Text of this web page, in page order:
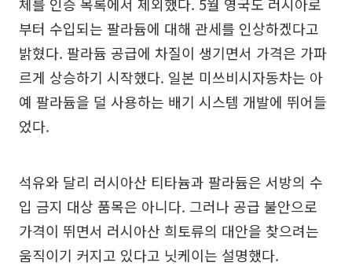
부터 수입되는 팔라듐에 대해 관세를 인상하겠다고
밝혔다. 팔라듐 공급에 차질이 생기면서 가격은 가파
르게 상승하기 시작했다. 일본 미쓰비시자동차는 아
예 팔라듐을 덜 사용하는 배기 시스템 개발에 뛰어들
었다.
석유와 달리 러시아산 티타늄과 팔라듐은 서방의 수
입 금지 대상 품목은 아니다. 그러나 공급 불안으로
가격이 뛰면서 러시아산 희토류의 대안을 찾으려는
움직이기 커지고 있다고 닛케이는 설명했다.